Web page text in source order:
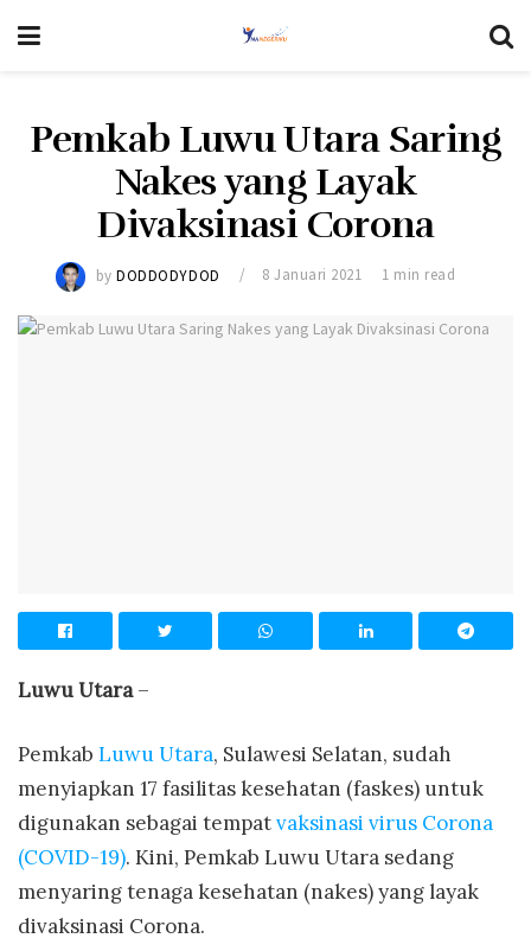
Pemkab Luwu Utara Saring
Nakes yang Layak
Divaksinasi Corona
by DODDODYDOD 8 Januari 2021 1 min read
Luwu Utara–
Pemkab Luwu Utara, Sulawesi Selatan, sudah
menyiapkan 17 fasilitas kesehatan (faskes) untuk
digunakan sebagai tempatvaksinasi virus Corona
(COVID-19). Kini, Pemkab Luwu Utara sedang
menyaring tenaga kesehatan (nakes) yang layak
divaksinasi Corona.